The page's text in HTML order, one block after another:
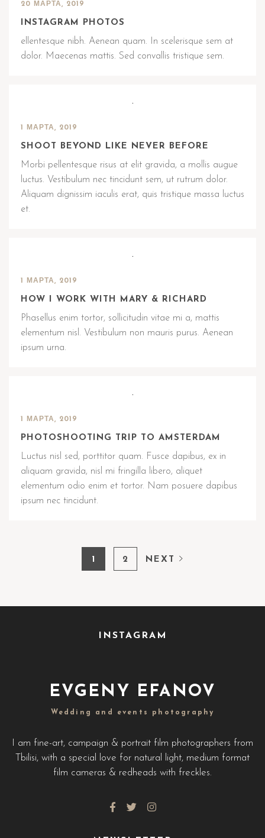
20 МАРТА, 2019
INSTAGRAM PHOTOS
ellentesque nibh. Aenean quam. In scelerisque sem at
dolor. Maecenas mattis. Sed convallis tristique sem.
1 МАРТА, 2019
SHOOT BEYOND LIKE NEVER BEFORE
Morbi pellentesque risus at elit gravida, a mollis augue
luctus. Vestibulum nec tincidunt sem, ut rutrum dolor.
Aliquam dignissim iaculis erat, quis tristique massa luctus
et.
1 МАРТА, 2019
HOW I WORK WITH MARY & RICHARD
Phasellus enim tortor, sollicitudin vitae mi a, mattis
elementum nisl. Vestibulum non mauris purus. Aenean
ipsum urna.
1 МАРТА, 2019
PHOTOSHOOTING TRIP TO AMSTERDAM
Luctus nisl sed, porttitor quam. Fusce dapibus, ex in
aliquam gravida, nisl mi fringilla libero, aliquet
elementum odio enim et tortor. Nam posuere dapibus
ipsum nec tincidunt.
1 2 NEXT
INSTAGRAM
EVGENY EFANOV
Wedding and events photography
I am fine-art, campaign & portrait film photographers from
Tbilisi, with a special love for natural light, medium format
film cameras & redheads with freckles.